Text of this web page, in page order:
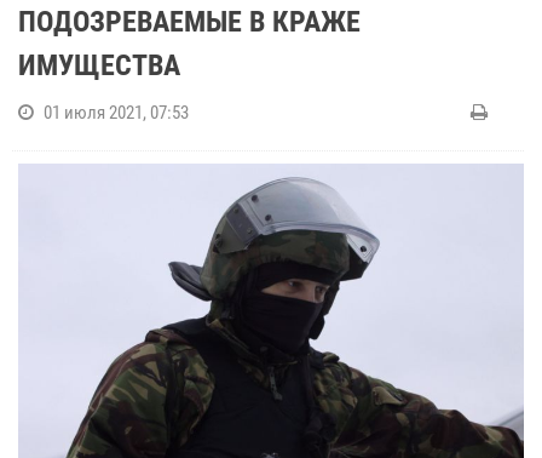
ПОДОЗРЕВАЕМЫЕ В КРАЖЕ
ИМУЩЕСТВА
01 июля 2021, 07:53